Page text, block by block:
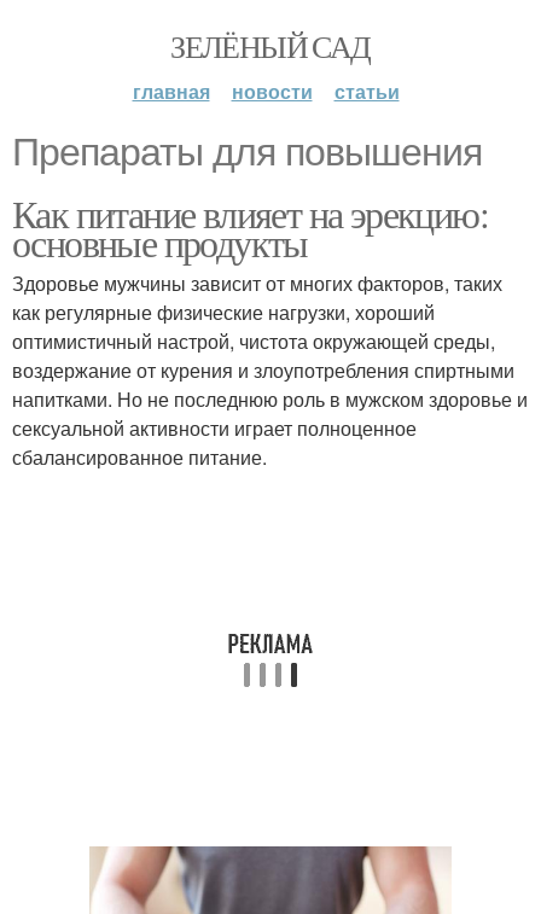
ЗЕЛЁНЫЙ САД
главная новости статьи
Препараты для повышения
Как питание влияет на эрекцию:
основные продукты
Здоровье мужчины зависит от многих факторов, таких
как регулярные физические нагрузки, хороший
оптимистичный настрой, чистота окружающей среды,
воздержание от курения и злоупотребления спиртными
напитками. Но не последнюю роль в мужском здоровье и
сексуальной активности играет полноценное
сбалансированное питание.